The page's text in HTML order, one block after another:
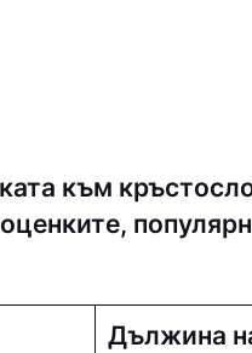
към
Дължина